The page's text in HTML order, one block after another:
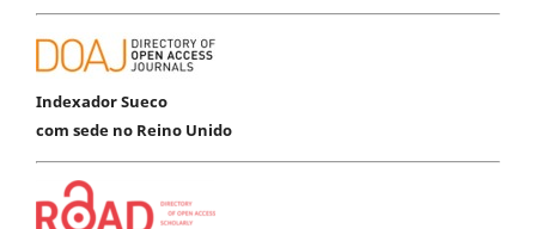
Indexador Sueco
com sede no Reino Unido